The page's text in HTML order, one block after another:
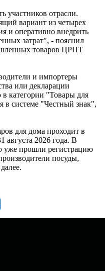
участников отрасли.
вариант из четырех
и оперативно внедрить
затрат", - пояснил
товаров ЦРПТ
и импортеры
или декларации
категории "Товары для
в системе "Честный знак",
для дома проходит в
августа 2026 года. В
уже прошли регистрацию
посуды,